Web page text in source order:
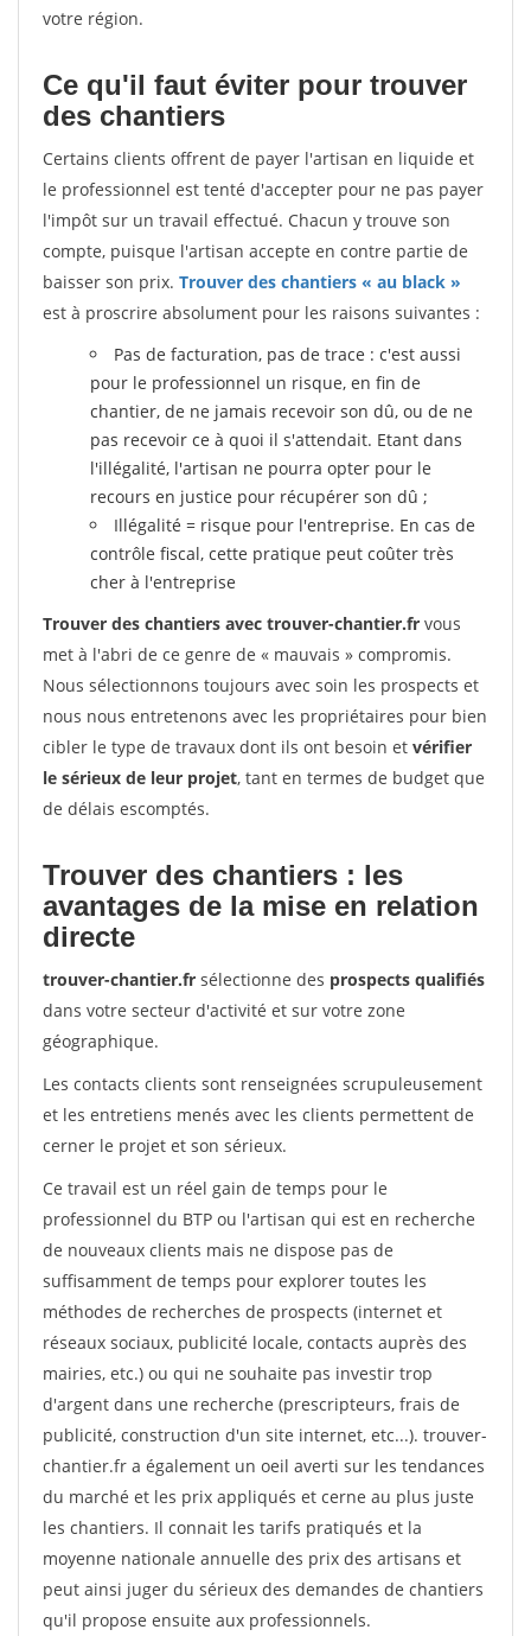
votre région.
Ce qu'il faut éviter pour trouver
des chantiers
Certains clients offrent de payer l'artisan en liquide et
le professionnel est tenté d'accepter pour ne pas payer
l'impôt sur un travail effectué. Chacun y trouve son
compte, puisque l'artisan accepte en contre partie de
baisser son prix. Trouver des chantiers « au black »
est à proscrire absolument pour les raisons suivantes :
Pas de facturation, pas de trace : c'est aussi
pour le professionnel un risque, en fin de
chantier, de ne jamais recevoir son dû, ou de ne
pas recevoir ce à quoi il s'attendait. Etant dans
l'illégalité, l'artisan ne pourra opter pour le
recours en justice pour récupérer son dû ;
Illégalité = risque pour l'entreprise. En cas de
contrôle fiscal, cette pratique peut coûter très
cher à l'entreprise
Trouver des chantiers avec trouver-chantier.fr vous
met à l'abri de ce genre de « mauvais » compromis.
Nous sélectionnons toujours avec soin les prospects et
nous nous entretenons avec les propriétaires pour bien
cibler le type de travaux dont ils ont besoin et vérifier
le sérieux de leur projet, tant en termes de budget que
de délais escomptés.
Trouver des chantiers : les
avantages de la mise en relation
directe
trouver-chantier.fr sélectionne des prospects qualifiés
dans votre secteur d'activité et sur votre zone
géographique.
Les contacts clients sont renseignées scrupuleusement
et les entretiens menés avec les clients permettent de
cerner le projet et son sérieux.
Ce travail est un réel gain de temps pour le
professionnel du BTP ou l'artisan qui est en recherche
de nouveaux clients mais ne dispose pas de
suffisamment de temps pour explorer toutes les
méthodes de recherches de prospects (internet et
réseaux sociaux, publicité locale, contacts auprès des
mairies, etc.) ou qui ne souhaite pas investir trop
d'argent dans une recherche (prescripteurs, frais de
publicité, construction d'un site internet, etc...). trouver-
chantier.fr a également un oeil averti sur les tendances
du marché et les prix appliqués et cerne au plus juste
les chantiers. Il connait les tarifs pratiqués et la
moyenne nationale annuelle des prix des artisans et
peut ainsi juger du sérieux des demandes de chantiers
qu'il propose ensuite aux professionnels.